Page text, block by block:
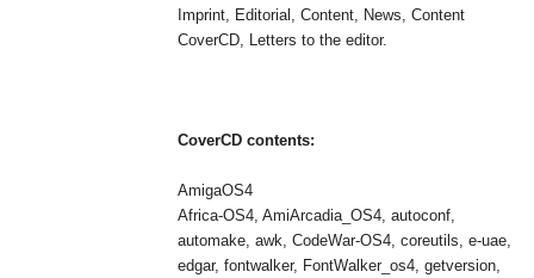
Imprint, Editorial, Content, News, Content
CoverCD, Letters to the editor.
CoverCD contents:
AmigaOS4
Africa-OS4, AmiArcadia_OS4, autoconf,
automake, awk, CodeWar-OS4, coreutils, e-uae,
edgar, fontwalker, FontWalker_os4, getversion,